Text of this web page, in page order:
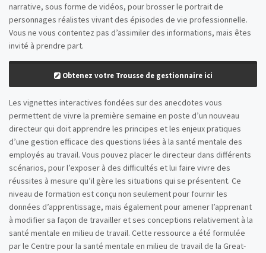
narrative, sous forme de vidéos, pour brosser le portrait de
personnages réalistes vivant des épisodes de vie professionnelle.
Vous ne vous contentez pas d’assimiler des informations, mais êtes
invité à prendre part.
Obtenez votre Trousse de gestionnaire ici
Les vignettes interactives fondées sur des anecdotes vous
permettent de vivre la première semaine en poste d’un nouveau
directeur qui doit apprendre les principes et les enjeux pratiques
d’une gestion efficace des questions liées à la santé mentale des
employés au travail. Vous pouvez placer le directeur dans différents
scénarios, pour l’exposer à des difficultés et lui faire vivre des
réussites à mesure qu’il gère les situations qui se présentent. Ce
niveau de formation est conçu non seulement pour fournir les
données d’apprentissage, mais également pour amener l’apprenant
à modifier sa façon de travailler et ses conceptions relativement à la
santé mentale en milieu de travail. Cette ressource a été formulée
par le Centre pour la santé mentale en milieu de travail de la Great-